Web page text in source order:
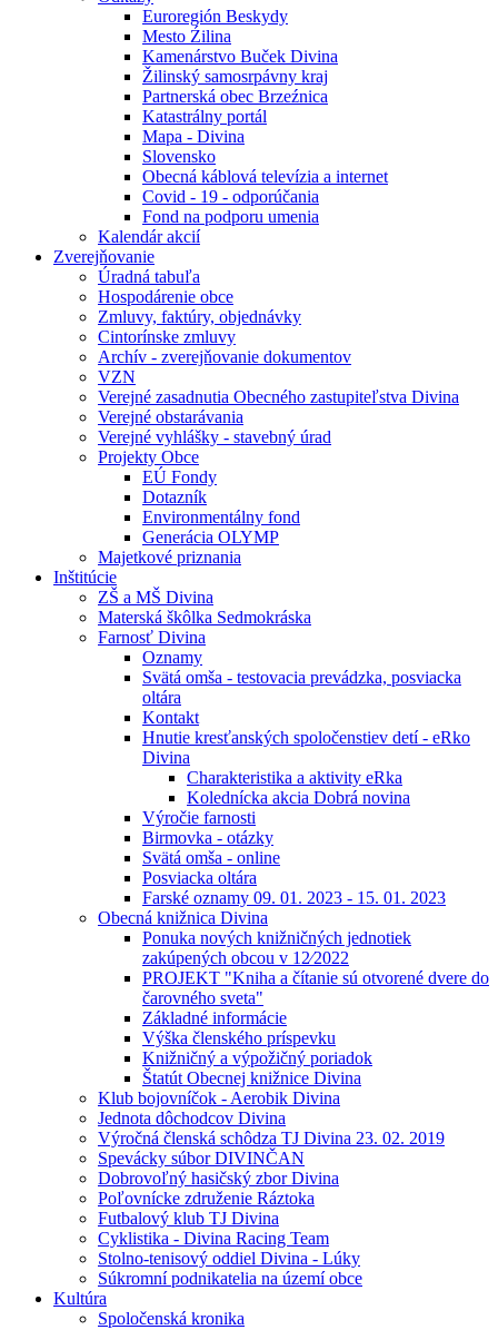
Euroregión Beskydy
Mesto Źilina
Kamenárstvo Buček Divina
Žilinský samosrpávny kraj
Partnerská obec Brzeźnica
Katastrálny portál
Mapa - Divina
Slovensko
Obecná káblová televízia a internet
Covid - 19 - odporúčania
Fond na podporu umenia
Kalendár akcií
Zverejňovanie
Úradná tabuľa
Hospodárenie obce
Zmluvy, faktúry, objednávky
Cintorínske zmluvy
Archív - zverejňovanie dokumentov
VZN
Verejné zasadnutia Obecného zastupiteľstva Divina
Verejné obstarávania
Verejné vyhlášky - stavebný úrad
Projekty Obce
EÚ Fondy
Dotazník
Environmentálny fond
Generácia OLYMP
Majetkové priznania
Inštitúcie
ZŠ a MŠ Divina
Materská škôlka Sedmokráska
Farnosť Divina
Oznamy
Svätá omša - testovacia prevádzka, posviacka
oltára
Kontakt
Hnutie kresťanských spoločenstiev detí - eRko
Divina
Charakteristika a aktivity eRka
Kolednícka akcia Dobrá novina
Výročie farnosti
Birmovka - otázky
Svätá omša - online
Posviacka oltára
Farské oznamy 09. 01. 2023 - 15. 01. 2023
Obecná knižnica Divina
Ponuka nových knižničných jednotiek
zakúpených obcou v 12⁄2022
PROJEKT "Kniha a čítanie sú otvorené dvere do
čarovného sveta"
Základné informácie
Výška členského príspevku
Knižničný a výpožičný poriadok
Štatút Obecnej knižnice Divina
Klub bojovníčok - Aerobik Divina
Jednota dôchodcov Divina
Výročná členská schôdza TJ Divina 23. 02. 2019
Spevácky súbor DIVINČAN
Dobrovoľný hasičský zbor Divina
Poľovnícke združenie Ráztoka
Futbalový klub TJ Divina
Cyklistika - Divina Racing Team
Stolno-tenisový oddiel Divina - Lúky
Súkromní podnikatelia na území obce
Kultúra
Spoločenská kronika